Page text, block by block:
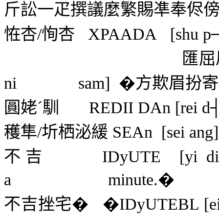
斤訟一疋撰議麼繁賜凖奉侭
恠杏/恂杏 XPAADA
[shu
匯屈
ni
sam] �方欺眉扮
圓姥´馴
REDII DAn [rei
穫隼/圻栖泌緩 SEAn [sei
不吉
IDyUTE
[yi
a
minute.�
不吉挫宅�
�IDyUTEBL